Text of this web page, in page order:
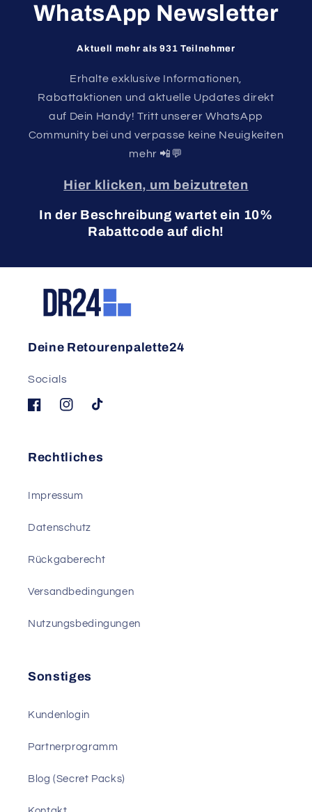
WhatsApp Newsletter
Aktuell mehr als 931 Teilnehmer
Erhalte exklusive Informationen,
Rabattaktionen und aktuelle Updates direkt
auf Dein Handy! Tritt unserer WhatsApp
Community bei und verpasse keine Neuigkeiten
mehr 📲💬
Hier klicken, um beizutreten
In der Beschreibung wartet ein 10%
Rabattcode auf dich!
Deine Retourenpalette24
Socials
FacebookInstagramTikTok
Rechtliches
Impressum
Datenschutz
Rückgaberecht
Versandbedingungen
Nutzungsbedingungen
Sonstiges
Kundenlogin
Partnerprogramm
Blog (Secret Packs)